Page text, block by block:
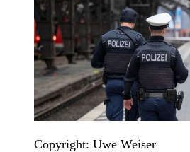
Copyright: Uwe Weiser